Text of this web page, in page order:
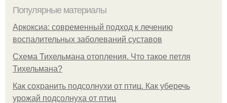
Популярные материалы
Аркоксиа: современный подход к лечению
воспалительных заболеваний суставов
Схема Тихельмана отопления. Что такое петля
Тихельмана?
Как сохранить подсолнухи от птиц. Как уберечь
урожай подсолнуха от птиц